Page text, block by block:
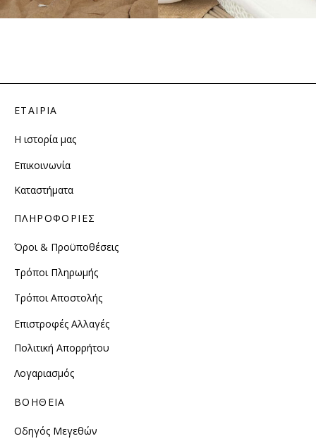
ΕΤΑΙΡΙΑ
Η ιστορία μας
Επικοινωνία
Καταστήματα
ΠΛΗΡΟΦΟΡΙΕΣ
Όροι & Προϋποθέσεις
Τρόποι Πληρωμής
Τρόποι Αποστολής
Επιστροφές Αλλαγές
Πολιτική Απορρήτου
Λογαριασμός
ΒΟΗΘΕΙΑ
Οδηγός Μεγεθών